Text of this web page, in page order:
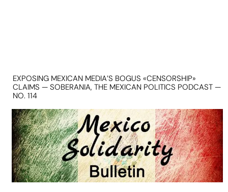
EXPOSING MEXICAN MEDIA’S BOGUS «CENSORSHIP»
CLAIMS — SOBERANIA, THE MEXICAN POLITICS PODCAST —
NO. 114